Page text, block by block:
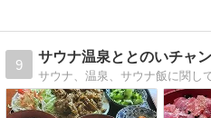
9
サウナ温泉ととのいチャ
サウナ、温泉、サウナ飯に関し